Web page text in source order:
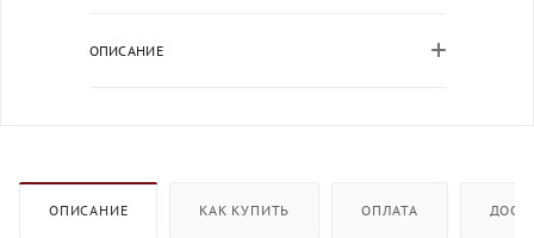
ОПИСАНИЕ
ОПИСАНИЕ КАК КУПИТЬ ОПЛАТА